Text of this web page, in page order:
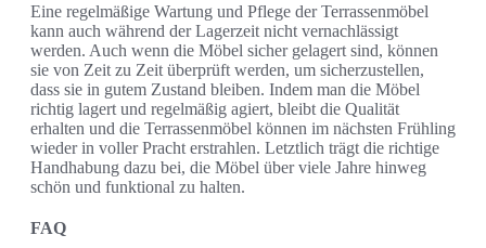
Eine regelmäßige Wartung und Pflege der Terrassenmöbel
kann auch während der Lagerzeit nicht vernachlässigt
werden. Auch wenn die Möbel sicher gelagert sind, können
sie von Zeit zu Zeit überprüft werden, um sicherzustellen,
dass sie in gutem Zustand bleiben. Indem man die Möbel
richtig lagert und regelmäßig agiert, bleibt die Qualität
erhalten und die Terrassenmöbel können im nächsten Frühling
wieder in voller Pracht erstrahlen. Letztlich trägt die richtige
Handhabung dazu bei, die Möbel über viele Jahre hinweg
schön und funktional zu halten.
FAQ